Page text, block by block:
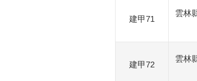
建甲71
雲林
建甲72
雲林